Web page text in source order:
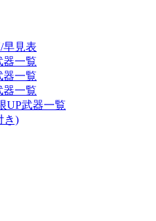
早見表
器一覧
器一覧
器一覧
UP武器一覧
き)